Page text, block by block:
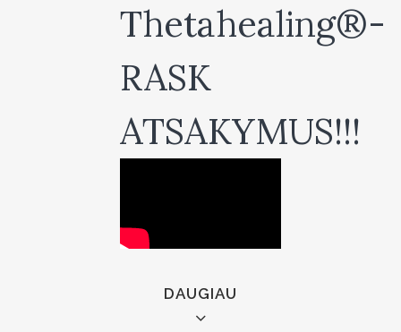
Thetahealing®-
RASK
ATSAKYMUS!!!
DAUGIAU